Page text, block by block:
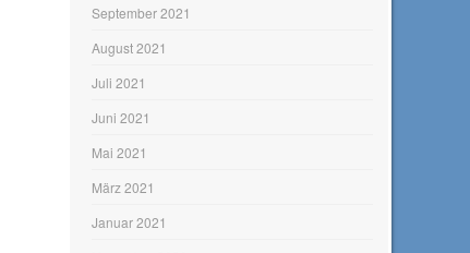
September 2021
August 2021
Juli 2021
Juni 2021
Mai 2021
März 2021
Januar 2021